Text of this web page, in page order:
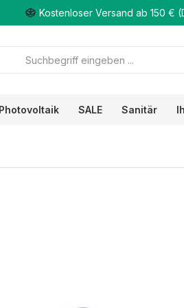
Kostenloser Versand ab 150 €
Photovoltaik SALE Sanitär